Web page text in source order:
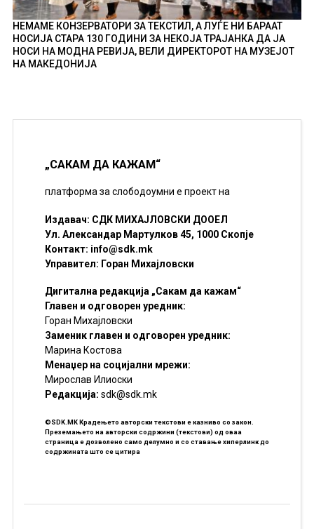
НЕМАМЕ КОНЗЕРВАТОРИ ЗА ТЕКСТИЛ, А ЛУЃЕ НИ БАРААТ
НОСИЈА СТАРА 130 ГОДИНИ ЗА НЕКОЈА ТРАЈАНКА ДА ЈА
НОСИ НА МОДНА РЕВИЈА, ВЕЛИ ДИРЕКТОРОТ НА МУЗЕЈОТ
НА МАКЕДОНИЈА
„САКАМ ДА КАЖАМ“
платформа за слободоумни е проект на
Издавач: СДК МИХАЈЛОВСКИ ДООЕЛ
Ул. Александар Мартулков 45, 1000 Скопје
Контакт: info@sdk.mk
Управител: Горан Михајловски
Дигитална редакција „Сакам да кажам“
Главен и одговорен уредник:
Горан Михајловски
Заменик главен и одговорен уредник:
Марина Костова
Менаџер на социјални мрежи:
Мирослав Илиоски
Редакцијa: sdk@sdk.mk
©SDK.MK Крадењето авторски текстови е казниво со закон.
Преземањето на авторски содржини (текстови) од оваа
страница е дозволено само делумно и со ставање хиперлинк до
содржината што се цитира